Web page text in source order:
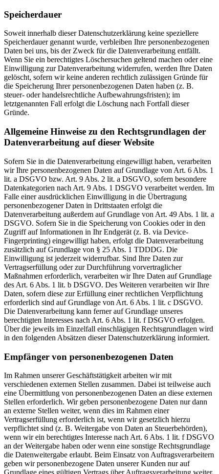
Speicherdauer
Soweit innerhalb dieser Datenschutzerklärung keine speziellere
Speicherdauer genannt wurde, verbleiben Ihre personenbezogenen
Daten bei uns, bis der Zweck für die Datenverarbeitung entfällt.
Wenn Sie ein berechtigtes Löschersuchen geltend machen oder eine
Einwilligung zur Datenverarbeitung widerrufen, werden Ihre Daten
gelöscht, sofern wir keine anderen rechtlich zulässigen Gründe für
die Speicherung Ihrer personenbezogenen Daten haben (z. B.
steuer- oder handelsrechtliche Aufbewahrungsfristen); im
letztgenannten Fall erfolgt die Löschung nach Fortfall dieser
Gründe.
Allgemeine Hinweise zu den Rechtsgrundlagen der
Datenverarbeitung auf dieser Website
Sofern Sie in die Datenverarbeitung eingewilligt haben, verarbeiten
wir Ihre personenbezogenen Daten auf Grundlage von Art. 6 Abs. 1
lit. a DSGVO bzw. Art. 9 Abs. 2 lit. a DSGVO, sofern besondere
Datenkategorien nach Art. 9 Abs. 1 DSGVO verarbeitet werden. Im
Falle einer ausdrücklichen Einwilligung in die Übertragung
personenbezogener Daten in Drittstaaten erfolgt die
Datenverarbeitung außerdem auf Grundlage von Art. 49 Abs. 1 lit. a
DSGVO. Sofern Sie in die Speicherung von Cookies oder in den
Zugriff auf Informationen in Ihr Endgerät (z. B. via Device-
Fingerprinting) eingewilligt haben, erfolgt die Datenverarbeitung
zusätzlich auf Grundlage von § 25 Abs. 1 TDDDG. Die
Einwilligung ist jederzeit widerrufbar. Sind Ihre Daten zur
Vertragserfüllung oder zur Durchführung vorvertraglicher
Maßnahmen erforderlich, verarbeiten wir Ihre Daten auf Grundlage
des Art. 6 Abs. 1 lit. b DSGVO. Des Weiteren verarbeiten wir Ihre
Daten, sofern diese zur Erfüllung einer rechtlichen Verpflichtung
erforderlich sind auf Grundlage von Art. 6 Abs. 1 lit. c DSGVO.
Die Datenverarbeitung kann ferner auf Grundlage unseres
berechtigten Interesses nach Art. 6 Abs. 1 lit. f DSGVO erfolgen.
Über die jeweils im Einzelfall einschlägigen Rechtsgrundlagen wird
in den folgenden Absätzen dieser Datenschutzerklärung informiert.
Empfänger von personenbezogenen Daten
Im Rahmen unserer Geschäftstätigkeit arbeiten wir mit
verschiedenen externen Stellen zusammen. Dabei ist teilweise auch
eine Übermittlung von personenbezogenen Daten an diese externen
Stellen erforderlich. Wir geben personenbezogene Daten nur dann
an externe Stellen weiter, wenn dies im Rahmen einer
Vertragserfüllung erforderlich ist, wenn wir gesetzlich hierzu
verpflichtet sind (z. B. Weitergabe von Daten an Steuerbehörden),
wenn wir ein berechtigtes Interesse nach Art. 6 Abs. 1 lit. f DSGVO
an der Weitergabe haben oder wenn eine sonstige Rechtsgrundlage
die Datenweitergabe erlaubt. Beim Einsatz von Auftragsverarbeitern
geben wir personenbezogene Daten unserer Kunden nur auf